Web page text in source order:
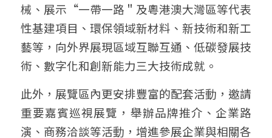
械、展示“一帶一路＂及粵港澳大灣區等代表
性基建項目、環保領域新材料、新技術和新工
藝等，向外界展現區域互聯互通、低碳發展技
術、數字化和創新能力三大技術成就。
此外，展覽區內更安排豐富的配套活動，邀請
重要嘉賓巡視展覽，舉辦品牌推介、企業路
演、商務洽談等活動，增進參展企業與相關各